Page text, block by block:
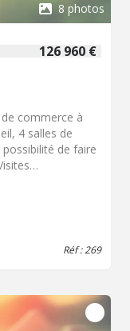
8 photos
126 960 €
commerce à
4 salles de
de faire
Réf : 269